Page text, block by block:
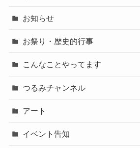
お知らせ
お祭り・歴史的行事
こんなことやってます
つるみチャンネル
アート
イベント告知